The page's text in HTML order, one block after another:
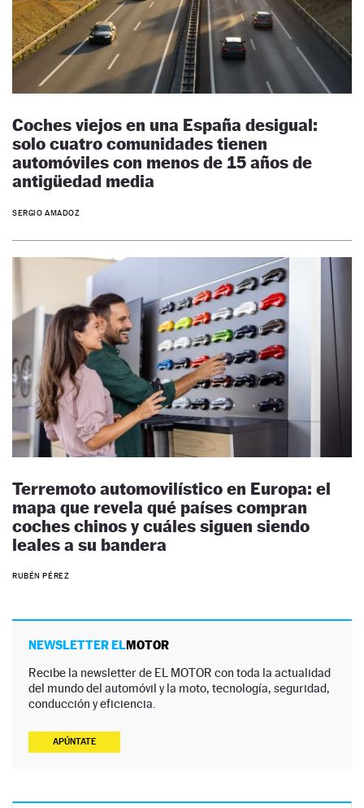
Coches viejos en una España desigual:
solo cuatro comunidades tienen
automóviles con menos de 15 años de
antigüedad media
SERGIO AMADOZ
Terremoto automovilístico en Europa: el
mapa que revela qué países compran
coches chinos y cuáles siguen siendo
leales a su bandera
RUBÉN PÉREZ
NEWSLETTER ELMOTOR
Recibe la newsletter de EL MOTOR con toda la actualidad
del mundo del automóvil y la moto, tecnología, seguridad,
conducción y eficiencia.
APÚNTATE